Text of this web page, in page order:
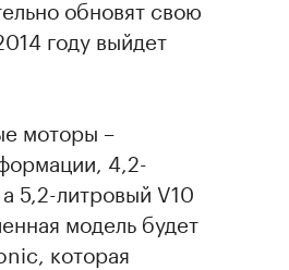
обновят свою
году выйдет
моторы –
4,2-
5,2-литровый V10
модель будет
которая